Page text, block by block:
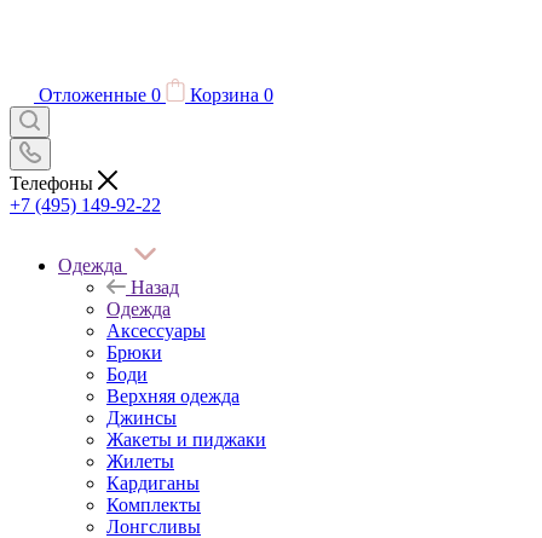
Отложенные 0 Корзина 0
Телефоны
+7 (495) 149-92-22
Одежда
Назад
Одежда
Аксессуары
Брюки
Боди
Верхняя одежда
Джинсы
Жакеты и пиджаки
Жилеты
Кардиганы
Комплекты
Лонгсливы